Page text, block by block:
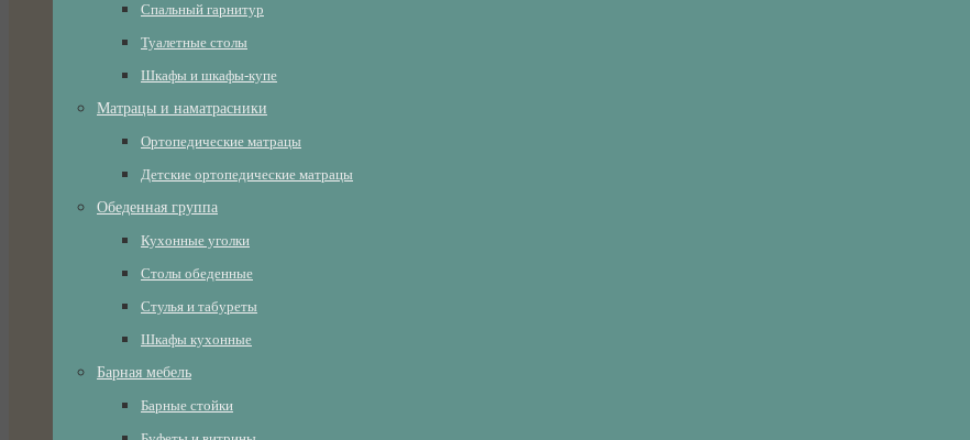
Спальный гарнитур
Туалетные столы
Шкафы и шкафы-купе
Матрацы и наматрасники
Ортопедические матрацы
Детские ортопедические матрацы
Обеденная группа
Кухонные уголки
Столы обеденные
Стулья и табуреты
Шкафы кухонные
Барная мебель
Барные стойки